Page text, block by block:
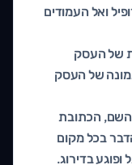
ואל העמודים
של העסק
של העסק
הכתובת
בכל מקום
בדירוג.